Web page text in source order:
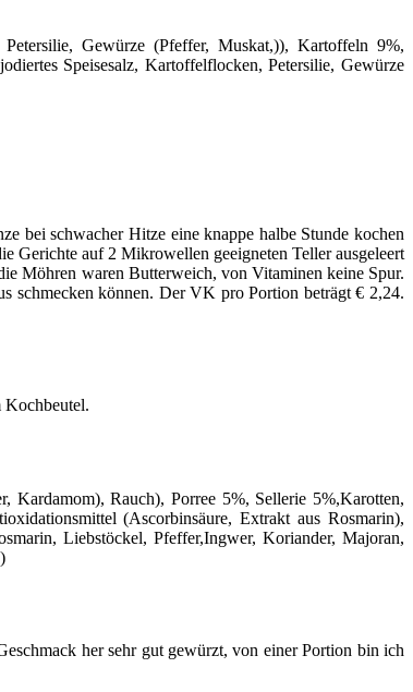
Gewürze (Pfeffer, Muskat,)), Kartoffeln 9%,
Speisesalz, Kartoffelflocken, Petersilie, Gewürze
bei schwacher Hitze eine knappe halbe Stunde kochen
Gerichte auf 2 Mikrowellen geeigneten Teller ausgeleert
Möhren waren Butterweich, von Vitaminen keine Spur.
schmecken können. Der VK pro Portion beträgt € 2,24.
Kochbeutel.
Kardamom), Rauch), Porree 5%, Sellerie 5%,Karotten,
(Ascorbinsäure, Extrakt aus Rosmarin),
Liebstöckel, Pfeffer,Ingwer, Koriander, Majoran,
her sehr gut gewürzt, von einer Portion bin ich